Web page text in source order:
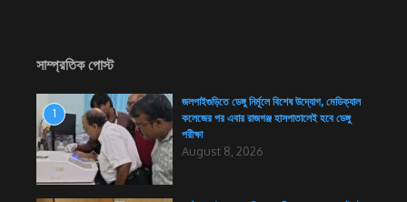
সাম্প্রতিক পোস্ট
1
জলপাইগুড়িতে ডেঙ্গু নির্মূলে বিশেষ উদ্যোগ, মেডিক্যাল
কলেজের পর এবার রাজগঞ্জ হাসপাতালেই হবে ডেঙ্গু
পরীক্ষা
August 8, 2026